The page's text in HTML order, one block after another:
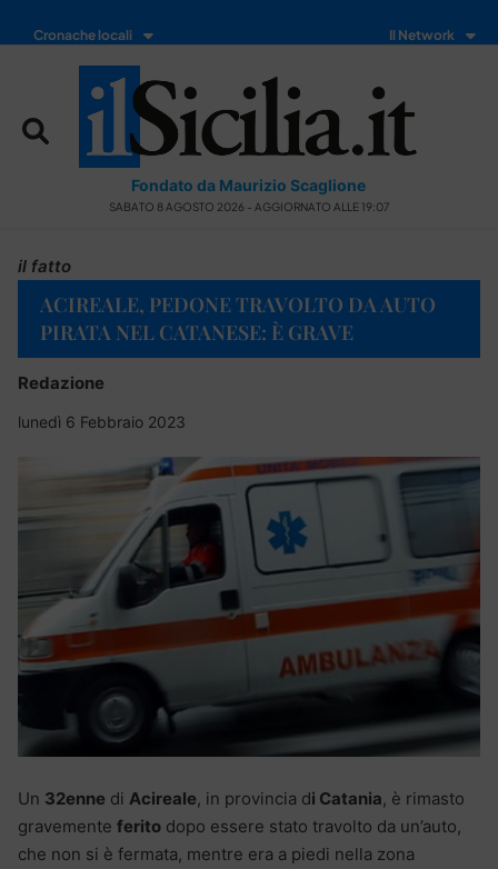
Cronache locali Il Network
Fondato da Maurizio Scaglione
SABATO 8 AGOSTO 2026 - AGGIORNATO ALLE 19:07
il fatto
ACIREALE, PEDONE TRAVOLTO DA AUTO
PIRATA NEL CATANESE: È GRAVE
Redazione
lunedì 6 Febbraio 2023
Un 32enne di Acireale, in provincia di Catania, è rimasto
gravemente ferito dopo essere stato travolto da un’auto,
che non si è fermata, mentre era a piedi nella zona